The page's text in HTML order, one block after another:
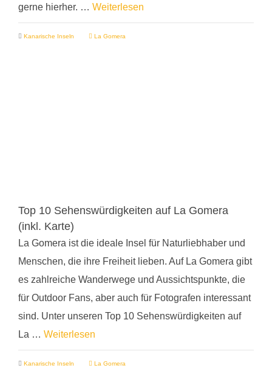
gerne hierher. … Weiterlesen
Kanarische Inseln La Gomera
Top 10 Sehenswürdigkeiten auf La Gomera
(inkl. Karte)
La Gomera ist die ideale Insel für Naturliebhaber und
Menschen, die ihre Freiheit lieben. Auf La Gomera gibt
es zahlreiche Wanderwege und Aussichtspunkte, die
für Outdoor Fans, aber auch für Fotografen interessant
sind. Unter unseren Top 10 Sehenswürdigkeiten auf
La … Weiterlesen
Kanarische Inseln La Gomera